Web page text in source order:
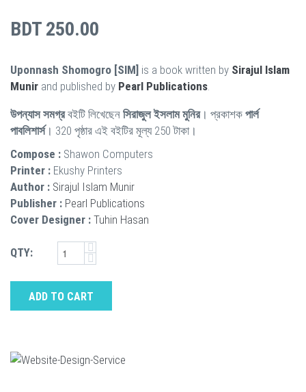
BDT 250.00
Uponnash Shomogro [SIM] is a book written by Sirajul Islam
Munir and published by Pearl Publications
উপন্যাস সমগ্রবইটি লিখেছেন সিরাজুল ইসলাম মুনির। প্রকাশক পার্ল
পাবলিশার্স। 320 পৃষ্ঠার এই বইটির মূল্য 250 টাকা।
Compose : Shawon Computers
Printer : Ekushy Printers
Author : Sirajul Islam Munir
Publisher : Pearl Publications
Cover Designer : Tuhin Hasan
QTY:
ADD TO CART